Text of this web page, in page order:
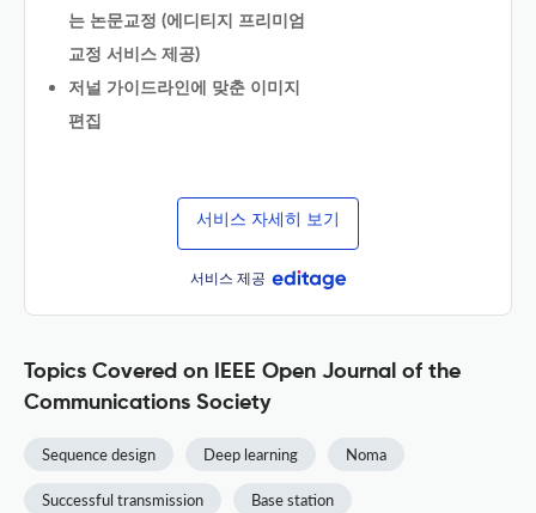
는 논문교정 (에디티지 프리미엄
교정 서비스 제공)
저널 가이드라인에 맞춘 이미지
편집
서비스 자세히 보기
서비스 제공
Topics Covered on IEEE Open Journal of the
Communications Society
Sequence design Deep learning Noma
Successful transmission Base station